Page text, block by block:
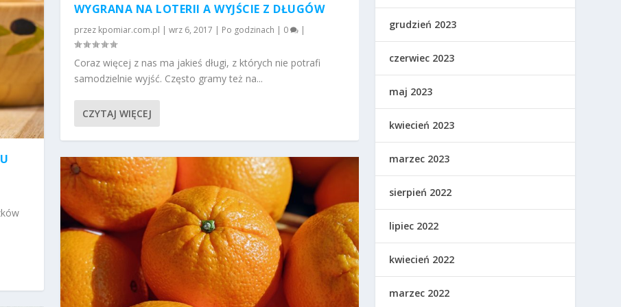
WYGRANA NA LOTERII A WYJŚCIE Z DŁUGÓW
przez kpomiar.com.pl | wrz 6, 2017 | Po godzinach | 0 |
Coraz więcej z nas ma jakieś długi, z których nie potrafi
samodzielnie wyjść. Często gramy też na...
CZYTAJ WIĘCEJ
grudzień 2023
czerwiec 2023
maj 2023
kwiecień 2023
marzec 2023
sierpień 2022
lipiec 2022
kwiecień 2022
marzec 2022